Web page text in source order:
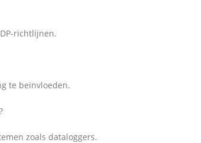
richtlijnen.
te beïnvloeden.
zoals dataloggers.